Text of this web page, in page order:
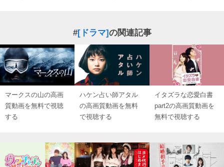
#[ドラマ]の関連記事
マークスの山の高画
質動画を無料で視聴
する
ハケン占い師アタル
の高画質動画を無料
で視聴する
イタズラな恋愛白書
part2の高画質動画を
無料で視聴する